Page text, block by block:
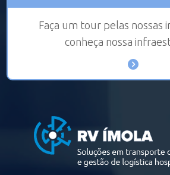
Faça um tour pelas nossas
conheça nossa